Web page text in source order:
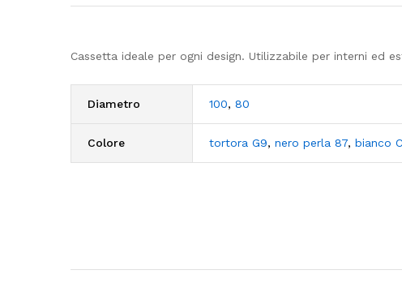
Cassetta ideale per ogni design. Utilizzabile per interni ed
Diametro 100, 80
Colore tortora G9, nero perla 87, bianco